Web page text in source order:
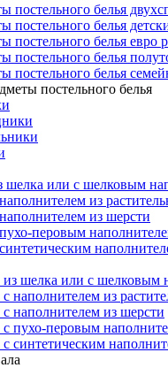
постельного белья
постельного белья
постельного белья евро
постельного белья
постельного белья
постельного белья
шелка или с шелковым
из
из шерсти
перовым
шелка или с шелковым
наполнителем из
наполнителем из шерсти
пухо-перовым
синтетическим